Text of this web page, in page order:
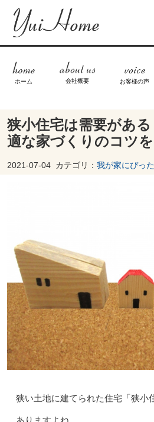
ホーム 会社概要 お客様の声
狭小住宅は需要があ
適な家づくりのコツを
2021-07-04 カテゴリ： 我が家にぴっ
狭い土地に建てられた住宅「狭小
ありますよね。